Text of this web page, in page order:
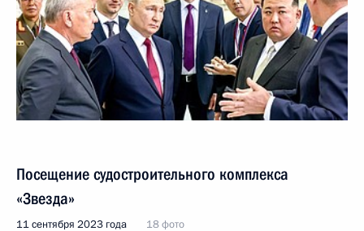
Посещение судостроительного комплекса
«Звезда»
11 сентября 2023 года 18 фото